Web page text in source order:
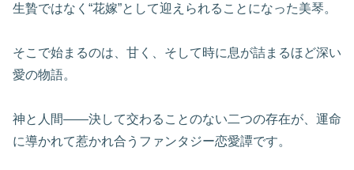
生贄ではなく“花嫁”として迎えられることになった美琴。
そこで始まるのは、甘く、そして時に息が詰まるほど深い
愛の物語。
神と人間――決して交わることのない二つの存在が、運命
に導かれて惹かれ合うファンタジー恋愛譚です。